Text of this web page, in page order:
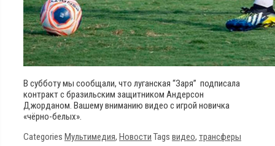
В субботу мы сообщали, что луганская “Заря” подписала
контракт с бразильским защитником Андерсон
Джорданом. Вашему вниманию видео с игрой новичка
«чёрно-белых».
Categories Мультимедия, Новости Tags видео, трансферы